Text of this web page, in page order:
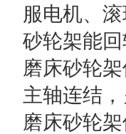
服电机、
砂轮架能
磨床砂轮
主轴连结
磨床砂轮